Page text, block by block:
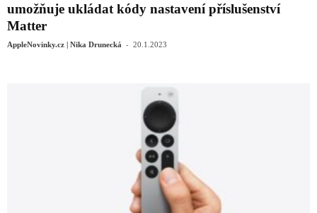
umožňuje ukládat kódy nastavení příslušenství
Matter
AppleNovinky.cz | Nika Drunecká - 20.1.2023